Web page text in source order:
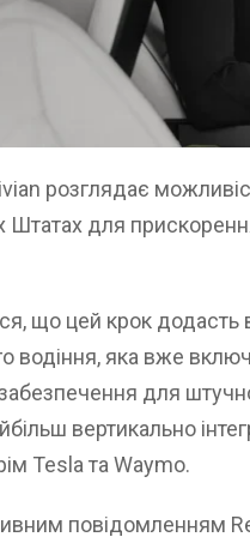
розглядає
Штатах для
що цей крок додасть
водіння, яка вже
для
вертикально
Tesla та Waymo.
повідомленням